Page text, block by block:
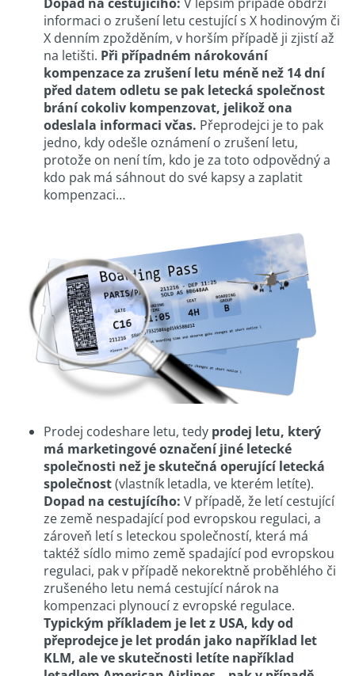
informaci o zrušení letu cestující s X hodinovým či
X denním zpožděním, v horším případě ji zjistí až
na letišti. Při případném nárokování
kompenzace za zrušení letu méně než 14 dní
před datem odletu se pak letecká společnost
brání cokoliv kompenzovat, jelikož ona
odeslala informaci včas. Přeprodejci je to pak
jedno, kdy odešle oznámení o zrušení letu,
protože on není tím, kdo je za toto odpovědný a
kdo pak má sáhnout do své kapsy a zaplatit
kompenzaci…
Prodej codeshare letu, tedy prodej letu, který
má marketingové označení jiné letecké
společnosti než je skutečná operující letecká
společnost(vlastník letadla, ve kterém letíte).
Dopad na cestujícího: V případě, že letí cestující
ze země nespadající pod evropskou regulaci, a
zároveň letí s leteckou společností, která má
taktéž sídlo mimo země spadající pod evropskou
regulaci, pak v případě nekorektně proběhlého či
zrušeného letu nemá cestující nárok na
kompenzaci plynoucí z evropské regulace.
Typickým příkladem je let z USA, kdy od
přeprodejce je let prodán jako například let
KLM, ale ve skutečnosti letíte například